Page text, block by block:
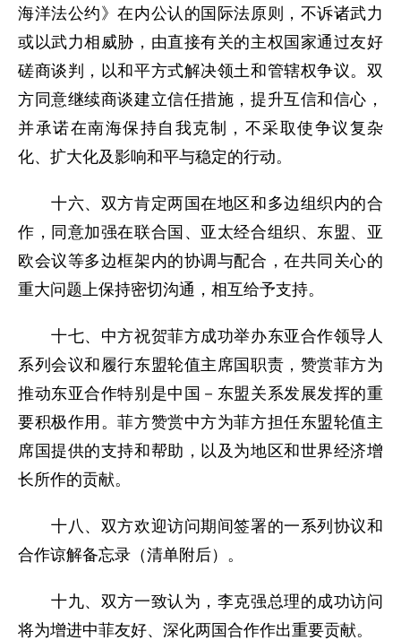
海洋法公约》在内公认的国际法原则，不诉诸武力
或以武力相威胁，由直接有关的主权国家通过友好
磋商谈判，以和平方式解决领土和管辖权争议。双
方同意继续商谈建立信任措施，提升互信和信心，
并承诺在南海保持自我克制，不采取使争议复杂
化、扩大化及影响和平与稳定的行动。
十六、双方肯定两国在地区和多边组织内的合
作，同意加强在联合国、亚太经合组织、东盟、亚
欧会议等多边框架内的协调与配合，在共同关心的
重大问题上保持密切沟通，相互给予支持。
十七、中方祝贺菲方成功举办东亚合作领导人
系列会议和履行东盟轮值主席国职责，赞赏菲方为
推动东亚合作特别是中国－东盟关系发展发挥的重
要积极作用。菲方赞赏中方为菲方担任东盟轮值主
席国提供的支持和帮助，以及为地区和世界经济增
长所作的贡献。
十八、双方欢迎访问期间签署的一系列协议和
合作谅解备忘录（清单附后）。
十九、双方一致认为，李克强总理的成功访问
将为增进中菲友好、深化两国合作作出重要贡献。